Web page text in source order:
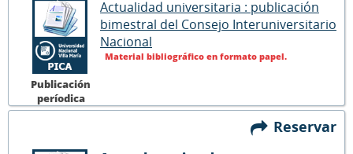
Publicación
períodica
Actualidad universitaria : publicación
bimestral del Consejo Interuniversitario
Nacional
Material bibliográfico en formato papel.
Reservar